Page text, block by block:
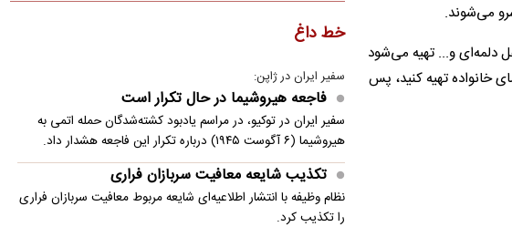
می‌شوند.
دلمه‌ای و... تهیه می‌شود
خانواده تهیه کنید، پس
مرغ گران می‌شود
تکذیب شایعه معافیت سربازان فراری
خط داغ
سفیر ایران در ژاپن:
فاجعه هیروشیما در حال تکرار است
سفیر ایران در توکیو، در مراسم یادبود کشته‌شدگان حمله اتمی به
هیروشیما (۶ آگوست ۱۹۴۵) درباره تکرار این فاجعه هشدار داد.
تکذیب شایعه معافیت سربازان فراری
نظام وظیفه با انتشار اطلاعیه‌ای شایعه مربوط معافیت سربازان فراری
را تکذیب کرد.